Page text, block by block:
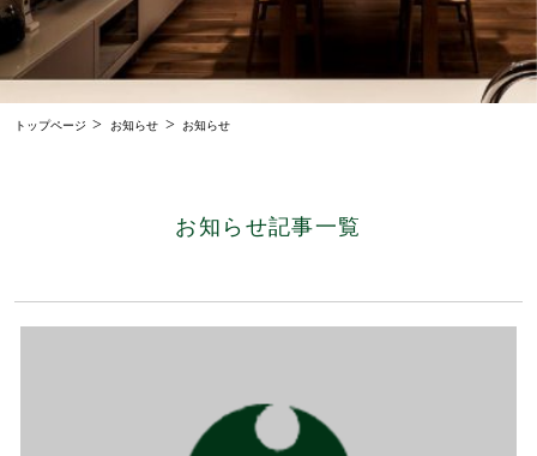
トップページ >お知らせ >お知らせ
お知らせ記事一覧